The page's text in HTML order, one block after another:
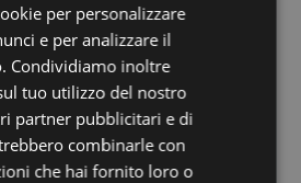
ENGLISH
per personalizzare
e per analizzare il
Condividiamo inoltre
tuo utilizzo del nostro
partner pubblicitari e di
combinarle con
che hai fornito loro o